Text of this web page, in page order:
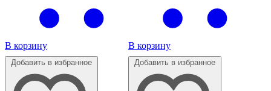
В корзину В корзину
Добавить в избранное Добавить в избранное